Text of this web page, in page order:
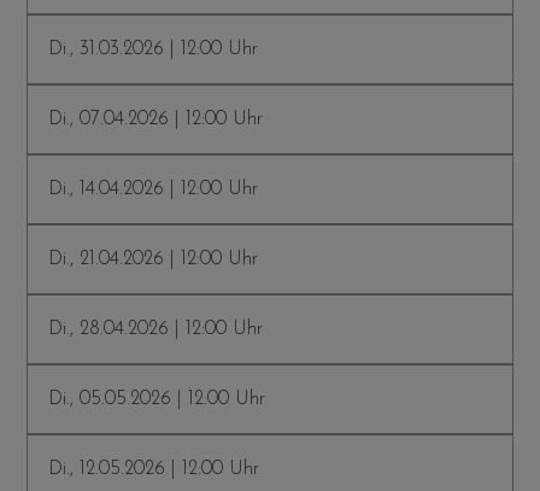
Di., 31.03.2026 | 12:00 Uhr
Di., 07.04.2026 | 12:00 Uhr
Di., 14.04.2026 | 12:00 Uhr
Di., 21.04.2026 | 12:00 Uhr
Di., 28.04.2026 | 12:00 Uhr
Di., 05.05.2026 | 12:00 Uhr
Di., 12.05.2026 | 12:00 Uhr